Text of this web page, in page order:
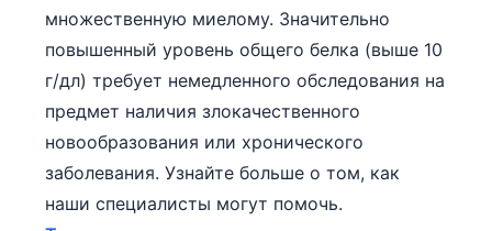
множественную миелому. Значительно
повышенный уровень общего белка (выше 10
г/дл) требует немедленного обследования на
предмет наличия злокачественного
новообразования или хронического
заболевания. Узнайте больше о том, как
наши специалисты могут помочь.